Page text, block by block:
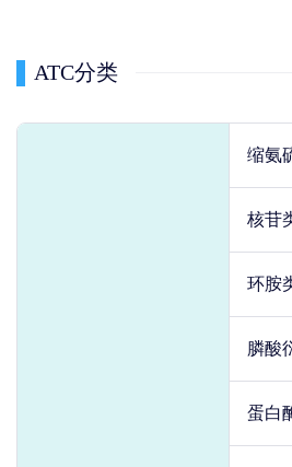
ATC分类
缩氨
核苷
环胺
膦酸
蛋白